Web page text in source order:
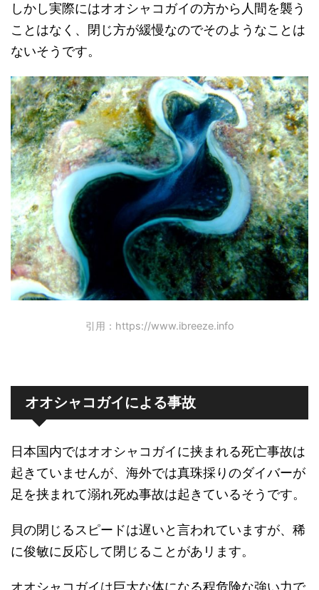
しかし実際にはオオシャコガイの方から人間を襲う
ことはなく、閉じ方が緩慢なのでそのようなことは
ないそうです。
引用：https://www.ibreeze.info
オオシャコガイによる事故
日本国内ではオオシャコガイに挟まれる死亡事故は
起きていませんが、海外では真珠採りのダイバーが
足を挟まれて溺れ死ぬ事故は起きているそうです。
貝の閉じるスピードは遅いと言われていますが、稀
に俊敏に反応して閉じることがあリます。
オオシャコガイは巨大な体になる程危険な強い力で